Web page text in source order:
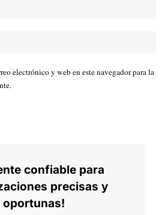
electrónico y web en este navegador para la
confiable para
precisas y
oportunas!